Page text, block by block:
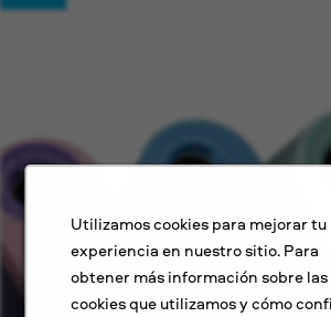
Utilizamos cookies para mejorar tu
experiencia en nuestro sitio. Para
obtener más información sobre las
cookies que utilizamos y cómo